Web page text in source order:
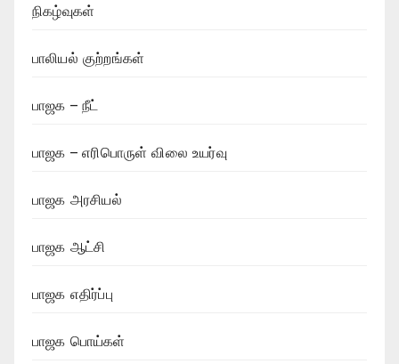
நிகழ்வுகள்
பாலியல் குற்றங்கள்
பாஜக – நீட்
பாஜக – எரிபொருள் விலை உயர்வு
பாஜக அரசியல்
பாஜக ஆட்சி
பாஜக எதிர்ப்பு
பாஜக பொய்கள்